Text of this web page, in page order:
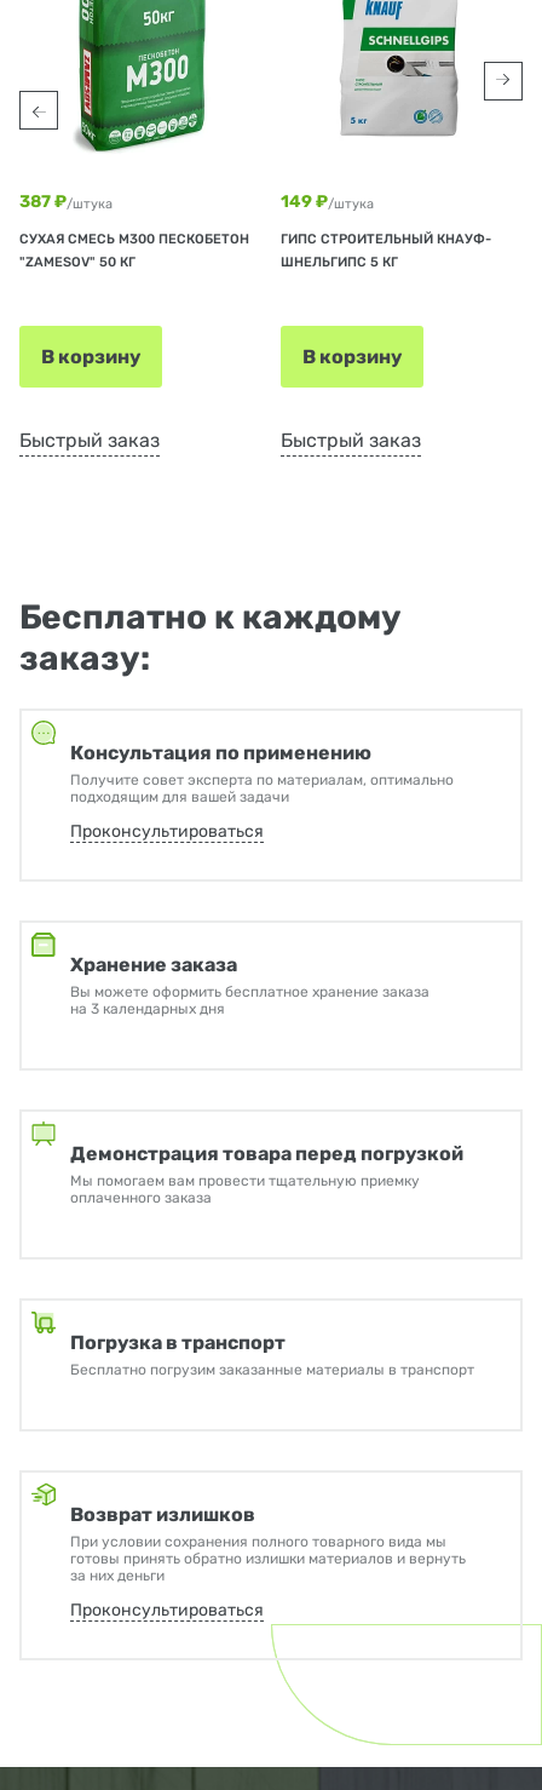
387 ₽/штука
СУХАЯ СМЕСЬ М300 ПЕСКОБЕТОН
"ZAMESOV" 50 КГ
В корзину
Быстрый заказ
149 ₽/штука
ГИПС СТРОИТЕЛЬНЫЙ КНАУФ-
ШНЕЛЬГИПС 5 КГ
В корзину
Быстрый заказ
Бесплатно к каждому
заказу:
Консультация по применению
Получите совет эксперта по материалам, оптимально
подходящим для вашей задачи
Проконсультироваться
Хранение заказа
Вы можете оформить бесплатное хранение заказа
на 3 календарных дня
Демонстрация товара перед погрузкой
Мы помогаем вам провести тщательную приемку
оплаченного заказа
Погрузка в транспорт
Бесплатно погрузим заказанные материалы в транспорт
Возврат излишков
При условии сохранения полного товарного вида мы
готовы принять обратно излишки материалов и вернуть
за них деньги
Проконсультироваться